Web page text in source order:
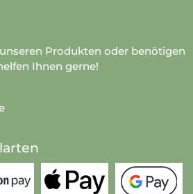
Produkten oder benötigen
Ihnen gerne!